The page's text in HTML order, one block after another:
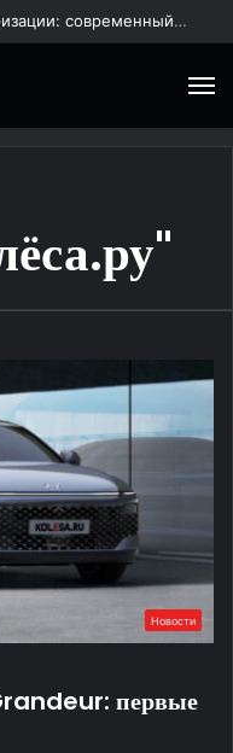
Российская система контейнеризации: современный подход к управлению ИТ-инфраструктурой
Новости
первые